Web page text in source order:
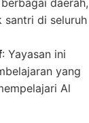
santri di seluruh
: Yayasan ini
yang
Al